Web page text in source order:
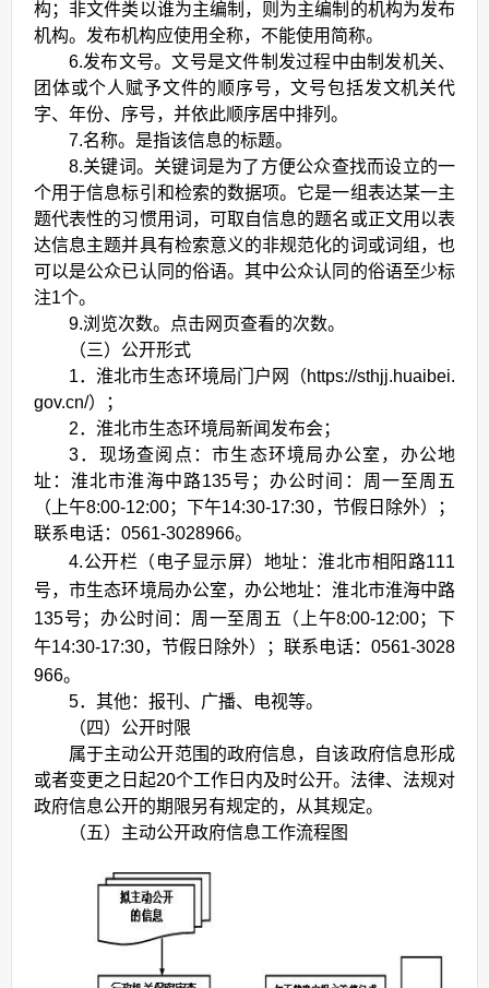
构；非文件类以谁为主编制，则为主编制的机构为发布
机构。发布机构应使用全称，不能使用简称。
6.发布文号。文号是文件制发过程中由制发机关、
团体或个人赋予文件的顺序号，文号包括发文机关代
字、年份、序号，并依此顺序居中排列。
7.名称。是指该信息的标题。
8.关键词。关键词是为了方便公众查找而设立的一
个用于信息标引和检索的数据项。它是一组表达某一主
题代表性的习惯用词，可取自信息的题名或正文用以表
达信息主题并具有检索意义的非规范化的词或词组，也
可以是公众已认同的俗语。其中公众认同的俗语至少标
注1个。
9.浏览次数。点击网页查看的次数。
（三）公开形式
1．淮北市生态环境局门户网（https://sthjj.huaibei.
gov.cn/）；
2．淮北市生态环境局新闻发布会；
3．现场查阅点：市生态环境局办公室，办公地
址：淮北市淮海中路135号；办公时间：周一至周五
（上午8:00-12:00；下午14:30-17:30，节假日除外）；
联系电话：0561-3028966。
4.公开栏（电子显示屏）地址： 淮北市相阳路111
号，市生态环境局办公室，办公地址：淮北市淮海中路
135号；办公时间：周一至周五（上午8:00-12:00；下
午14:30-17:30，节假日除外）；联系电话：0561-3028
966。
5．其他：报刊、广播、电视等。
（四）公开时限
属于主动公开范围的政府信息，自该政府信息形成
或者变更之日起20个工作日内及时公开。法律、法规对
政府信息公开的期限另有规定的，从其规定。
（五）主动公开政府信息工作流程图